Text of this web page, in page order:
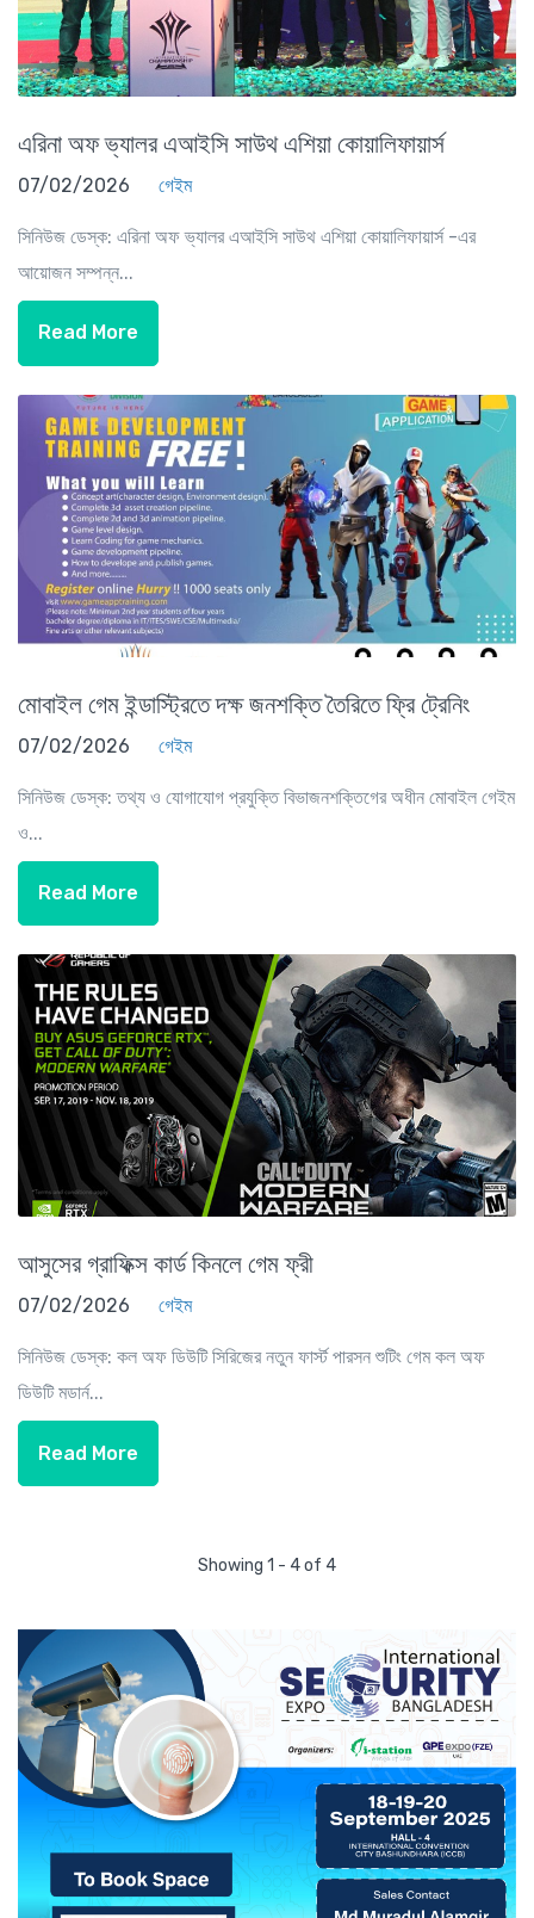
এরিনা অফ ভ্যালর এআইসি সাউথ এশিয়া কোয়ালিফায়ার্স
07/02/2026 গেইম
সিনিউজ ডেস্ক: এরিনা অফ ভ্যালর এআইসি সাউথ এশিয়া কোয়ালিফায়ার্স -এর
আয়োজন সম্পন্ন...
Read More
মোবাইল গেম ইন্ডাস্ট্রিতে দক্ষ জনশক্তি তৈরিতে ফ্রি ট্রেনিং
07/02/2026 গেইম
সিনিউজ ডেস্ক: তথ্য ও যোগাযোগ প্রযুক্তি বিভাজনশক্তিগের অধীন মোবাইল গেইম
ও...
Read More
আসুসের গ্রাফিক্স কার্ড কিনলে গেম ফ্রী
07/02/2026 গেইম
সিনিউজ ডেস্ক: কল অফ ডিউটি সিরিজের নতুন ফার্স্ট পারসন শুটিং গেম কল অফ
ডিউটি মডার্ন...
Read More
Showing 1 - 4 of 4